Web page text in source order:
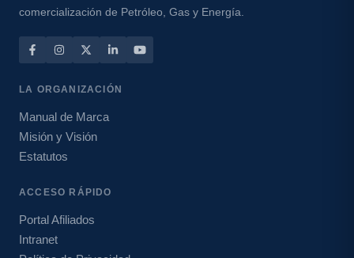
comercialización de Petróleo, Gas y Energía.
LA ORGANIZACIÓN
Manual de Marca
Misión y Visión
Estatutos
ACCESO RÁPIDO
Portal Afiliados
Intranet